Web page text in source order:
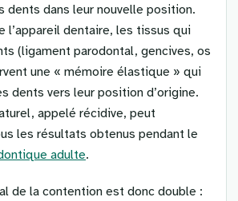
dents dans leur nouvelle position.
l’appareil dentaire, les tissus qui
(ligament parodontal, gencives, os
une « mémoire élastique » qui
dents vers leur position d’origine.
appelé récidive, peut
les résultats obtenus pendant le
adulte.
de la contention est donc double :